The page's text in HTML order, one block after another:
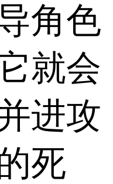
角色
就会
进攻
死